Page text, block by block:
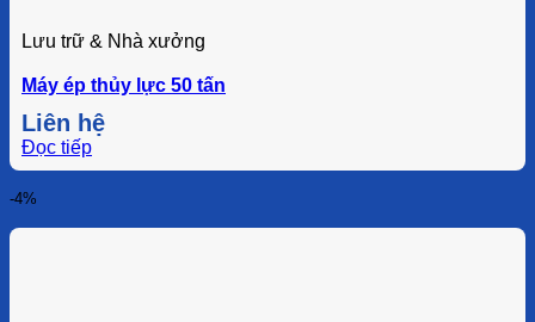
Lưu trữ & Nhà xưởng
Máy ép thủy lực 50 tấn
Liên hệ
Đọc tiếp
-4%